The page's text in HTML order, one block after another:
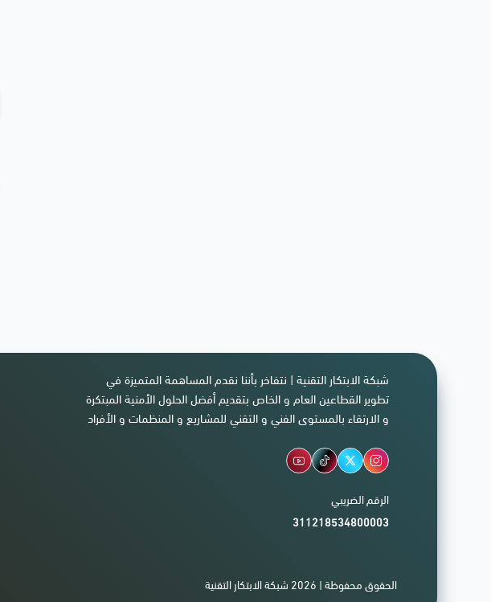
شبكة الابتكار التقنية | نتفاخر بأننا نقدم المساهمة المتميزة في
تطوير القطاعين العام و الخاص بتقديم أفضل الحلول الأمنية المبتكرة
و الارتقاء بالمستوى الفني و التقني للمشاريع و المنظمات و الأفراد
الرقم الضريبي
311218534800003
الحقوق محفوظة | 2026 شبكة الابتكار التقنية